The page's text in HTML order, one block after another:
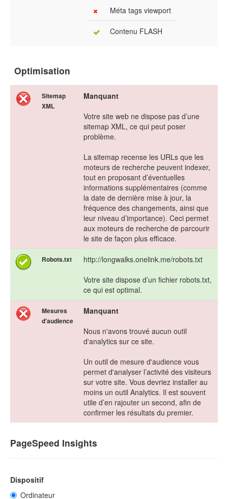
Méta tags viewport
Contenu FLASH
Optimisation
Sitemap
XML
Manquant
Votre site web ne dispose pas d’une
sitemap XML, ce qui peut poser
problème.
La sitemap recense les URLs que les
moteurs de recherche peuvent indexer,
tout en proposant d’éventuelles
informations supplémentaires (comme
la date de dernière mise à jour, la
fréquence des changements, ainsi que
leur niveau d’importance). Ceci permet
aux moteurs de recherche de parcourir
le site de façon plus efficace.
Robots.txt
http://longwalks.onelink.me/robots.txt
Votre site dispose d’un fichier robots.txt,
ce qui est optimal.
Mesures
d'audience
Manquant
Nous n'avons trouvé aucun outil
d'analytics sur ce site.
Un outil de mesure d'audience vous
permet d'analyser l’activité des visiteurs
sur votre site. Vous devriez installer au
moins un outil Analytics. Il est souvent
utile d’en rajouter un second, afin de
confirmer les résultats du premier.
PageSpeed Insights
Dispositif
Ordinateur